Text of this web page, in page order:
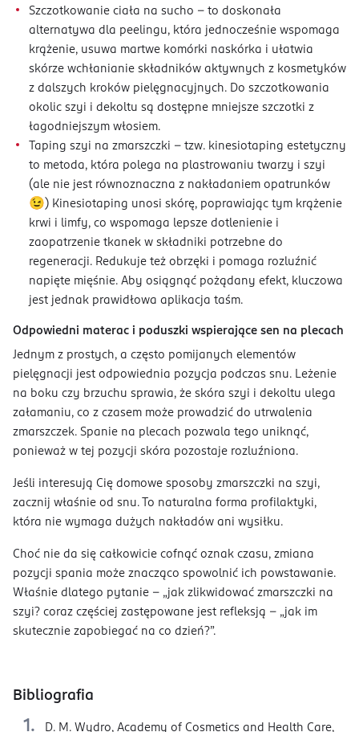
Szczotkowanie ciała na sucho - to doskonała
alternatywa dla peelingu, która jednocześnie wspomaga
krążenie, usuwa martwe komórki naskórka i ułatwia
skórze wchłanianie składników aktywnych z kosmetyków
z dalszych kroków pielęgnacyjnych. Do szczotkowania
okolic szyi i dekoltu są dostępne mniejsze szczotki z
łagodniejszym włosiem.
Taping szyi na zmarszczki – tzw. kinesiotaping estetyczny
to metoda, która polega na plastrowaniu twarzy i szyi
(ale nie jest równoznaczna z nakładaniem opatrunków
😉) Kinesiotaping unosi skórę, poprawiając tym krążenie
krwi i limfy, co wspomaga lepsze dotlenienie i
zaopatrzenie tkanek w składniki potrzebne do
regeneracji. Redukuje też obrzęki i pomaga rozluźnić
napięte mięśnie. Aby osiągnąć pożądany efekt, kluczowa
jest jednak prawidłowa aplikacja taśm.
Odpowiedni materac i poduszki wspierające sen na plecach
Jednym z prostych, a często pomijanych elementów
pielęgnacji jest odpowiednia pozycja podczas snu. Leżenie
na boku czy brzuchu sprawia, że skóra szyi i dekoltu ulega
załamaniu, co z czasem może prowadzić do utrwalenia
zmarszczek. Spanie na plecach pozwala tego uniknąć,
ponieważ w tej pozycji skóra pozostaje rozluźniona.
Jeśli interesują Cię domowe sposoby zmarszczki na szyi,
zacznij właśnie od snu. To naturalna forma profilaktyki,
która nie wymaga dużych nakładów ani wysiłku.
Choć nie da się całkowicie cofnąć oznak czasu, zmiana
pozycji spania może znacząco spowolnić ich powstawanie.
Właśnie dlatego pytanie – „jak zlikwidować zmarszczki na
szyi? coraz częściej zastępowane jest refleksją – „jak im
skutecznie zapobiegać na co dzień?”.
Bibliografia
D. M. Wydro, Academy of Cosmetics and Health Care,